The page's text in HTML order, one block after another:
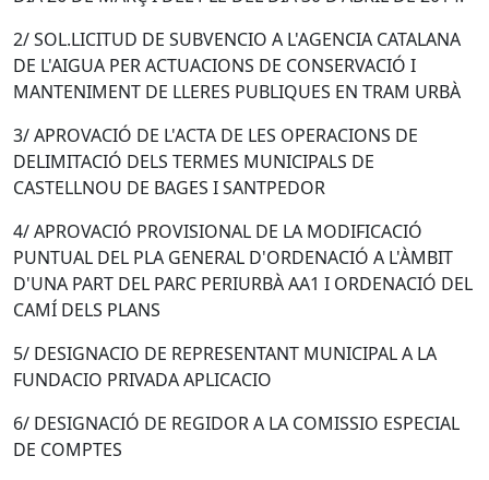
2/ SOL.LICITUD DE SUBVENCIO A L'AGENCIA CATALANA
DE L'AIGUA PER ACTUACIONS DE CONSERVACIÓ I
MANTENIMENT DE LLERES PUBLIQUES EN TRAM URBÀ
3/ APROVACIÓ DE L'ACTA DE LES OPERACIONS DE
DELIMITACIÓ DELS TERMES MUNICIPALS DE
CASTELLNOU DE BAGES I SANTPEDOR
4/ APROVACIÓ PROVISIONAL DE LA MODIFICACIÓ
PUNTUAL DEL PLA GENERAL D'ORDENACIÓ A L'ÀMBIT
D'UNA PART DEL PARC PERIURBÀ AA1 I ORDENACIÓ DEL
CAMÍ DELS PLANS
5/ DESIGNACIO DE REPRESENTANT MUNICIPAL A LA
FUNDACIO PRIVADA APLICACIO
6/ DESIGNACIÓ DE REGIDOR A LA COMISSIO ESPECIAL
DE COMPTES